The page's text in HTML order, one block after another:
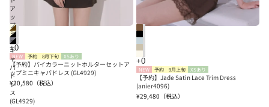
ア
ッ
プ
ミ
ニ
キ
ャ
バ
ド
レ
ス
(GL4929)
NEW 予約 8月下旬 XSあり
【予約】バイカラーニットホルターセットア
ップミニキャバドレス (GL4929)
¥30,580 （税込）
NEW 予約 9月上旬 XSあり
【予約】Jade Satin Lace Trim Dress
(anier4096)
¥29,480 （税込）